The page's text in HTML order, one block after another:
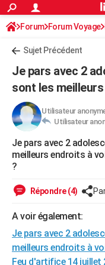
ACTUALITÉS
Politique
Société
Faits Divers
Education
Monde
Villes
+
Programme TV
Streaming
Sorties cinéma
Musique
FINANCE
Retraite
Impôts
Epargne
Immobilier
Risques naturels par ville
Banque
Assurance
Crédit
AUTO
Essais
Réserver un essai
Citadines
Berlines
SUV
Forum auto
HIGH-TECH
Mobiles
Meilleur smartphone
Internet
Ordinateurs
Jeux vidéo
Guide high-tech
+BRICOLAGE
WEEK-END
Art de vivre
Bien-être
Loisirs
ModeModes de vie
SANTE
Alimentation
Guide de la santé
Maladies
Médicaments
Sommeil
Forum Forum Voyage
Sujet Précédent
Je pars avec 2
sont les
Utilisateur
Utilisateur
Je pars avec 2
meilleurs endroits à
?
Répondre (4)
A voir également:
Je pars avec 2
meilleurs endroits à
Feu d'artifice 14 juillet